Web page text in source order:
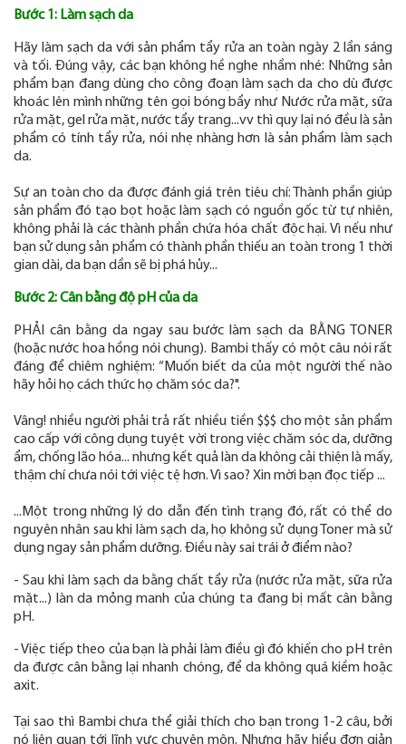
Bước 1: Làm sạch da
Hãy làm sạch da với sản phẩm tẩy rửa an toàn ngày 2 lần sáng
và tối. Đúng vậy, các bạn không hề nghe nhầm nhé: Những sản
phẩm bạn đang dùng cho công đoạn làm sạch da cho dù được
khoác lên mình những tên gọi bóng bẩy như Nước rửa mặt, sữa
rửa mặt, gel rửa mặt, nước tẩy trang...vv thì quy lại nó đều là sản
phẩm có tính tẩy rửa, nói nhẹ nhàng hơn là sản phẩm làm sạch
da.
Sự an toàn cho da được đánh giá trên tiêu chí: Thành phần giúp
sản phẩm đó tạo bọt hoặc làm sạch có nguồn gốc từ tự nhiên,
không phải là các thành phần chứa hóa chất độc hại. Vì nếu như
bạn sử dụng sản phẩm có thành phần thiếu an toàn trong 1 thời
gian dài, da bạn dần sẽ bị phá hủy...
Bước 2: Cân bằng độ pH của da
PHẢI cân bằng da ngay sau bước làm sạch da BẰNG TONER
(hoặc nước hoa hồng nói chung). Bambi thấy có một câu nói rất
đáng để chiêm nghiệm: “Muốn biết da của một người thế nào
hãy hỏi họ cách thức họ chăm sóc da?".
Vâng! nhiều người phải trả rất nhiều tiền $$$ cho một sản phẩm
cao cấp với công dụng tuyệt vời trong việc chăm sóc da, dưỡng
ẩm, chống lão hóa... nhưng kết quả làn da không cải thiện là mấy,
thậm chí chưa nói tới việc tệ hơn. Vì sao? Xin mời bạn đọc tiếp ...
...Một trong những lý do dẫn đến tình trạng đó, rất có thể do
nguyên nhân sau khi làm sạch da, họ không sử dụng Toner mà sử
dụng ngay sản phẩm dưỡng. Điều này sai trái ở điểm nào?
- Sau khi làm sạch da bằng chất tẩy rửa (nước rửa mặt, sữa rửa
mặt...) làn da mỏng manh của chúng ta đang bị mất cân bằng
pH.
- Việc tiếp theo của bạn là phải làm điều gì đó khiến cho pH trên
da được cân bằng lại nhanh chóng, để da không quá kiềm hoặc
axit.
Tại sao thì Bambi chưa thể giải thích cho bạn trong 1-2 câu, bởi
nó liên quan tới lĩnh vực chuyên môn. Nhưng hãy hiểu đơn giản